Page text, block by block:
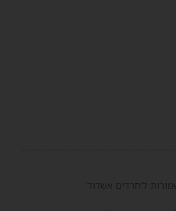
ל'חרדים אשדוד'